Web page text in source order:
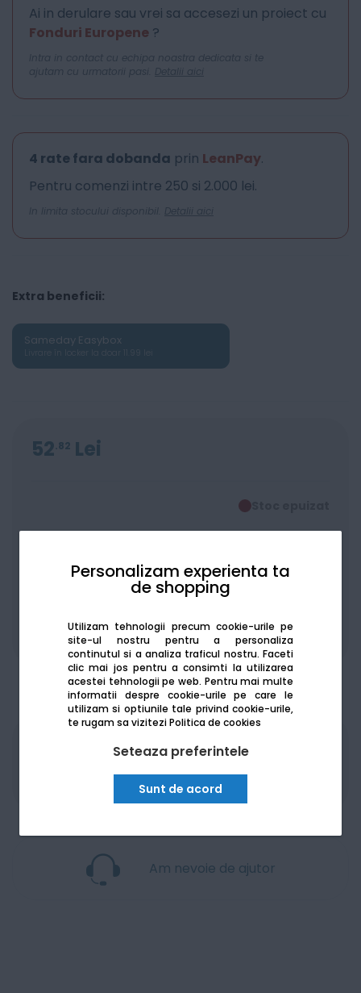
Personalizam experienta ta
de shopping
Utilizam tehnologii precum cookie-urile pe
site-ul nostru pentru a personaliza
continutul si a analiza traficul nostru. Faceti
clic mai jos pentru a consimti la utilizarea
acestei tehnologii pe web. Pentru mai multe
informatii despre cookie-urile pe care le
utilizam si optiunile tale privind cookie-urile,
te rugam sa viziteziPolitica de cookies
Seteaza preferintele
Sunt de acord
Ai in derulare sau vrei sa accesezi un proiect cu
Fonduri Europene ?
Intra in contact cu echipa noastra dedicata si te
ajutam cu urmatorii pasi. Detalii aici
4 rate fara dobanda prin LeanPay.
Pentru comenzi intre 250 si 2.000 lei.
In limita stocului disponibil. Detalii aici
Extra beneficii:
Sameday Easybox
52 82 Lei
Alertă stoc
Adaugă la favorite Compară
Produsele sunt disponibile pe platforma de
Am nevoie de ajutor